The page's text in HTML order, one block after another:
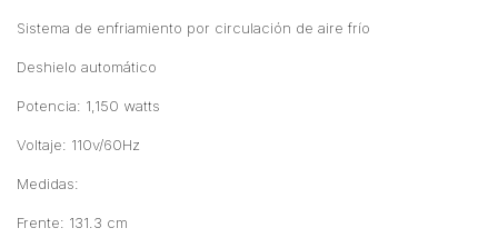
Sistema de enfriamiento por circulación de aire frío
Deshielo automático
Potencia: 1,150 watts
Voltaje: 110v/60Hz
Medidas:
Frente: 131.3 cm